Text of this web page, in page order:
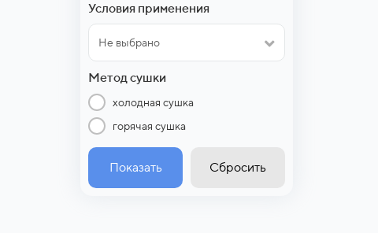
Условия применения
Не выбрано
Метод сушки
холодная сушка
горячая сушка
Показать Сбросить